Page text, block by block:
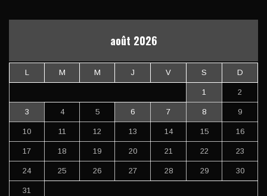
août 2026
L M M J V S D
1 2
3 4 5 6 7 8 9
10 11 12 13 14 15 16
17 18 19 20 21 22 23
24 25 26 27 28 29 30
31